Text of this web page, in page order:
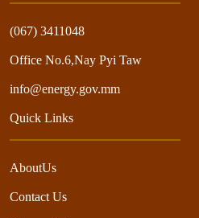
(067) 3411048
Office No.6,Nay Pyi Taw
info@energy.gov.mm
Quick Links
AboutUs
Contact Us